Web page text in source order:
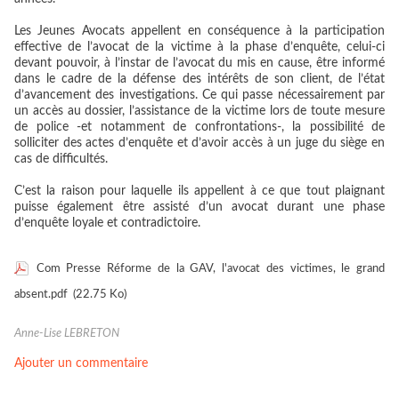
Les Jeunes Avocats appellent en conséquence à la participation
effective de l’avocat de la victime à la phase d’enquête, celui-ci
devant pouvoir, à l’instar de l’avocat du mis en cause, être informé
dans le cadre de la défense des intérêts de son client, de l’état
d’avancement des investigations. Ce qui passe nécessairement par
un accès au dossier, l’assistance de la victime lors de toute mesure
de police -et notamment de confrontations-, la possibilité de
solliciter des actes d’enquête et d’avoir accès à un juge du siège en
cas de difficultés.
C’est la raison pour laquelle ils appellent à ce que tout plaignant
puisse également être assisté d’un avocat durant une phase
d’enquête loyale et contradictoire.
Com Presse Réforme de la GAV, l'avocat des victimes, le grand
absent.pdf (22.75 Ko)
Anne-Lise LEBRETON
Ajouter un commentaire